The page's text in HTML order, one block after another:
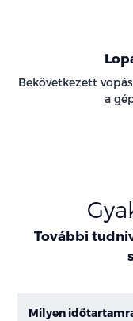
Bekövetkezett
a
További
Milyen